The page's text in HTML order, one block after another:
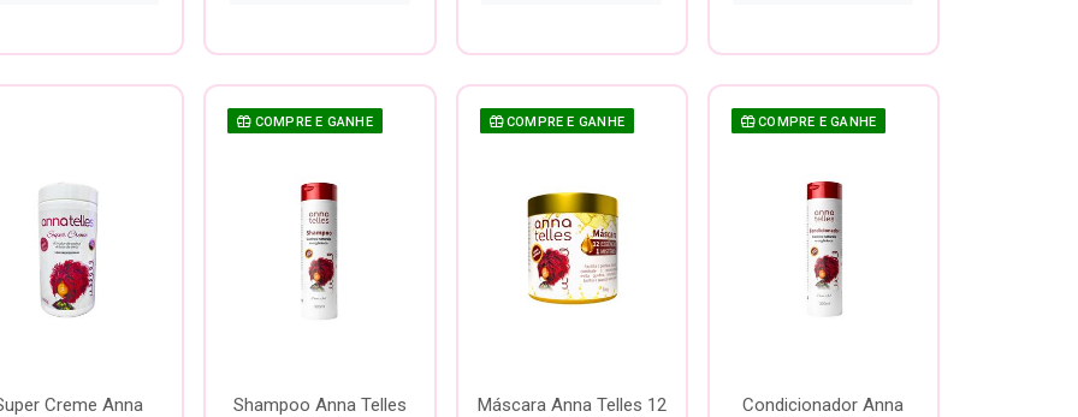
Creme Anna
COMPRE E GANHE
Shampoo Anna Telles
COMPRE E GANHE
Máscara Anna Telles 12
COMPRE E GANHE
Condicionador Anna